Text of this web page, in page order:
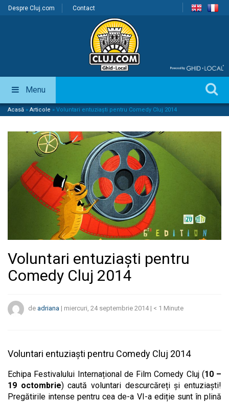
Despre Cluj.com Contact
Menu
Acasă » Articole » Voluntari entuziaști pentru Comedy Cluj 2014
Voluntari entuziaști pentru
Comedy Cluj 2014
de adriana | miercuri, 24 septembrie 2014| < 1 Minute
Voluntari entuziaști pentru Comedy Cluj 2014
Echipa Festivalului Internațional de Film Comedy Cluj (10 –
19 octombrie) caută voluntari descurcăreți și entuziaști!
Pregătirile intense pentru cea de-a VI-a ediție sunt în plină